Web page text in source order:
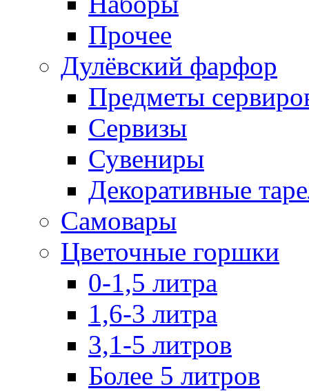
Прочее
Дулёвский фарфор
Предметы
Сервизы
Сувениры
Декоративные
Самовары
Цветочные горшки
0-1,5 литра
1,6-3 литра
3,1-5 литров
Более 5 литров